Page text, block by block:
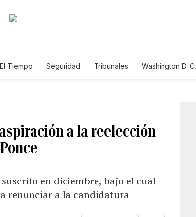
El Tiempo Seguridad Tribunales Washington D. C.
a la reelección
en diciembre, bajo el cual
renunciar a la candidatura